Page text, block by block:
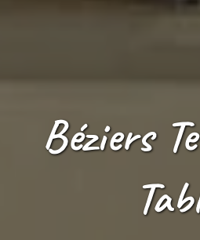
Béziers